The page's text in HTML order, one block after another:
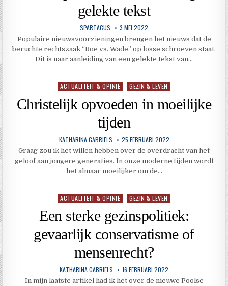
gelekte tekst
SPARTACUS 3 MEI 2022
Populaire nieuwsvoorzieningen brengen het nieuws dat de
beruchte rechtszaak “Roe vs. Wade” op losse schroeven staat.
Dit is naar aanleiding van een gelekte tekst van…
Geplaatst
ACTUALITEIT & OPINIE GEZIN & LEVEN
Christelijk opvoeden in moeilijke
tijden
KATHARINA GABRIELS 25 FEBRUARI 2022
Graag zou ik het willen hebben over de overdracht van het
geloof aan jongere generaties. In onze moderne tijden wordt
het almaar moeilijker om de…
Geplaatst
ACTUALITEIT & OPINIE GEZIN & LEVEN
Een sterke gezinspolitiek:
gevaarlijk conservatisme of
mensenrecht?
KATHARINA GABRIELS 16 FEBRUARI 2022
In mijn laatste artikel had ik het over de nieuwe Poolse